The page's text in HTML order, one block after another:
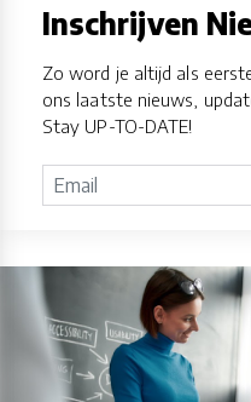
Inschrijven
Zo word je altijd als
ons laatste nieuws,
Stay UP-TO-DATE!